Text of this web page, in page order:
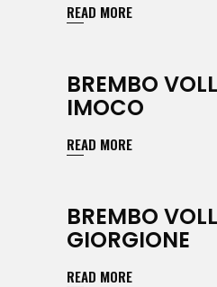
READ MORE
BREMBO
IMOCO
READ MORE
BREMBO
GIORGIONE
READ MORE